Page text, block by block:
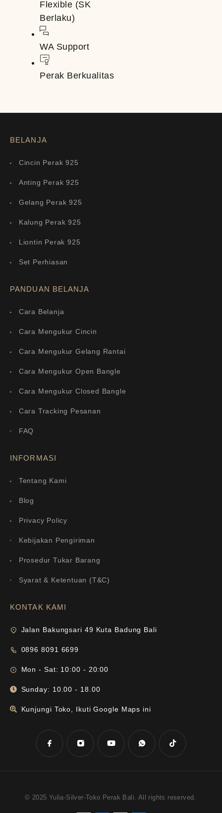
Flexible (SK
Berlaku)
WA Support
Perak Berkualitas
BELANJA
Cincin Perak 925
Anting Perak 925
Gelang Perak 925
Kalung Perak 925
Liontin Perak 925
Set Perhiasan
PANDUAN BELANJA
Cara Belanja
Cara Mengukur Cincin
Cara Mengukur Gelang Rantai
Cara Mengukur Open Bangle
Cara Mengukur Closed Bangle
Cara Tracking Pesanan
FAQ
INFORMASI
Tentang Kami
Blog
Privacy Policy
Kebijakan Pengiriman
Prosedur Tukar Barang
Syarat & Ketentuan (T&C)
KONTAK KAMI
Jalan Bakungsari 49 Kuta Badung Bali
0896 8091 6699
Mon - Sat: 10:00 - 20:00
Sunday: 10.00 - 18.00
Kunjungi Toko, Ikuti Google Maps ini
© 2025 Yulia-Silver-Toko Perak Bali. All rights reserved.